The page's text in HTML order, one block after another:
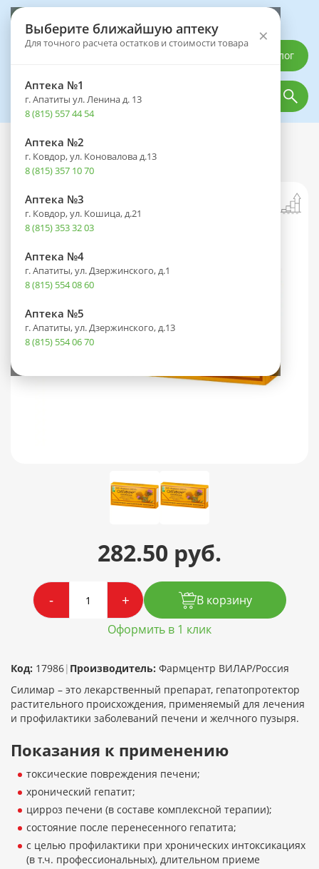
Выберите ближайшую аптеку
Для точного расчета остатков и стоимости товара ×
Аптека №1
г. Апатиты ул. Ленина д. 13
8 (815) 557 44 54
Аптека №2
г. Ковдор, ул. Коновалова д.13
8 (815) 357 10 70
Аптека №3
г. Ковдор, ул. Кошица, д.21
8 (815) 353 32 03
Аптека №4
г. Апатиты, ул. Дзержинского, д.1
8 (815) 554 08 60
Аптека №5
г. Апатиты, ул. Дзержинского, д.13
8 (815) 554 06 70
Каталог
Каталог Лекарственные препараты
Силимар таб. 100мг №30
282.50 руб.
- +
В корзину
Оформить в 1 клик
Код: 17986| Производитель: Фармцентр ВИЛАР/Россия
Силимар – это лекарственный препарат, гепатопротектор
растительного происхождения, применяемый для лечения
и профилактики заболеваний печени и желчного пузыря.
Показания к применению
токсические повреждения печени;
хронический гепатит;
цирроз печени (в составе комплексной терапии);
состояние после перенесенного гепатита;
с целью профилактики при хронических интоксикациях
(в т.ч. профессиональных), длительном приеме